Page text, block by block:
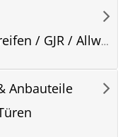
VW Tiguan 3 Ganzjahresreifen / GJR / Allwetterreifen Erfahrungen und Bilder
Anbauteile